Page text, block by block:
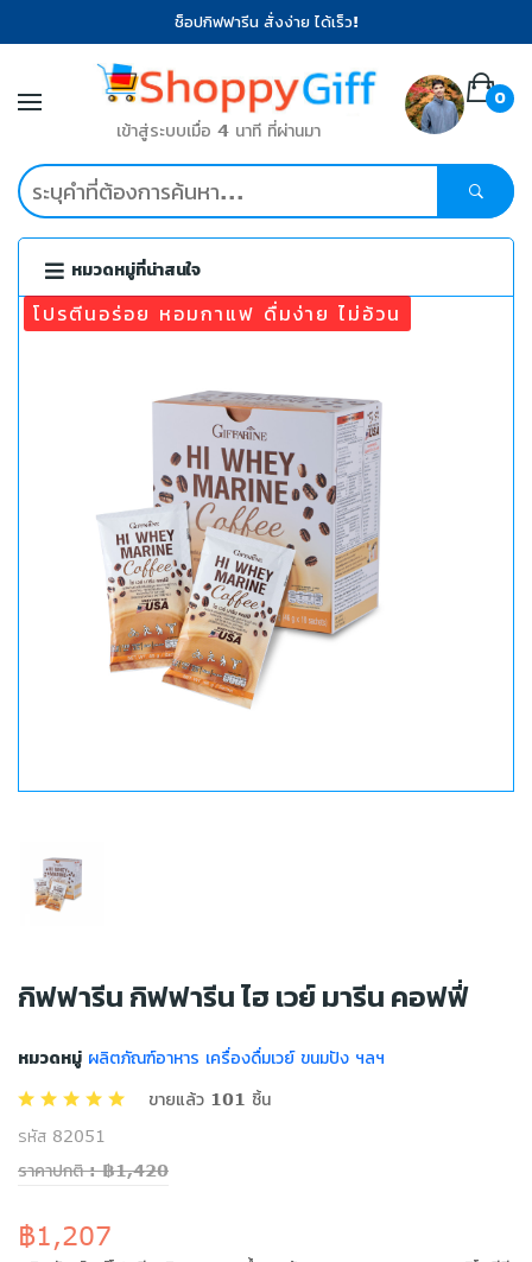
ช็อปกิฟฟารีน สั่งง่าย ได้เร็ว!
เข้าสู่ระบบเมื่อ 4 นาที ที่ผ่านมา
0
หมวดหมู่ที่น่าสนใจ
โปรตีนอร่อย หอมกาแฟ ดื่มง่าย ไม่อ้วน
กิฟฟารีน กิฟฟารีน ไฮ เวย์ มารีน คอฟฟี่
หมวดหมู่ ผลิตภัณฑ์อาหาร เครื่องดื่มเวย์ ขนมปัง ฯลฯ
ขายแล้ว 101 ชิ้น
รหัส 82051
ราคาปกติ : ฿1,420
฿1,207